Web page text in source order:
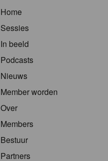
Home
Sessies
In beeld
Podcasts
Nieuws
Member worden
Over
Members
Bestuur
Partners